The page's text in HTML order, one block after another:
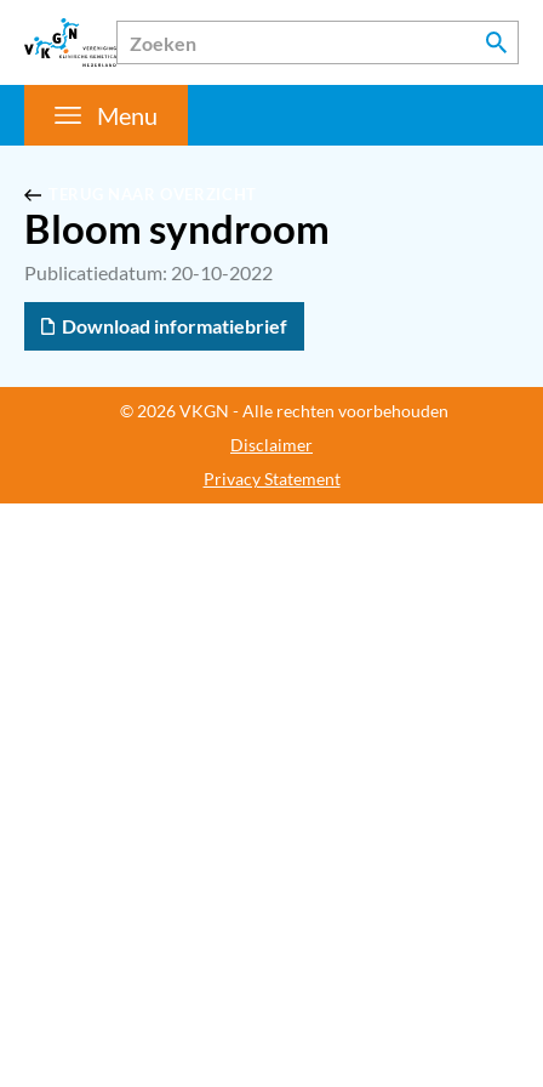
Menu
Bloom syndroom
Publicatiedatum: 20-10-2022
Download informatiebrief
© 2026 VKGN - Alle rechten voorbehouden
Disclaimer
Privacy Statement